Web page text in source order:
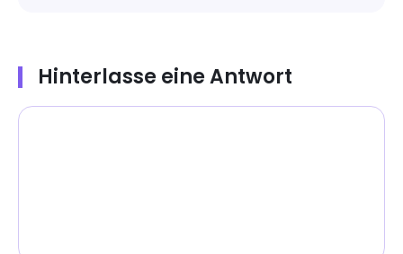
Hinterlasse eine Antwort